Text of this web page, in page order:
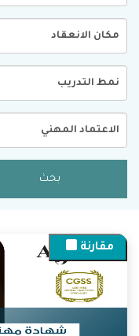
مكان الانعقاد
نمط التدريب
الاعتماد المهني
بحث
مقارنة